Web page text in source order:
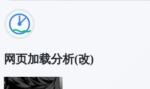
网页加载分析(改)